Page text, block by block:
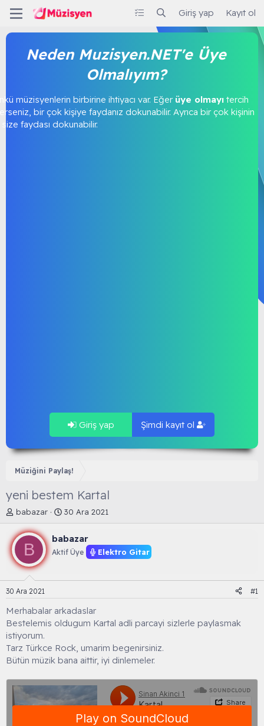
Giriş yap Kayıt ol
Neden Muzisyen.NET'e Üye
Olmalıyım?
müzisyenlerin birbirine ihtiyacı var. Eğer üye olmayı tercih
bir çok kişiye faydanız dokunabilir. Ayrıca bir çok kişinin
faydası dokunabilir.
Giriş yap Şimdi kayıt ol
Müziğini Paylaş!
yeni bestem Kartal
K
o
n
u
y
u
ş
l
t
a
n
babazar
B
a
l
a
ç
t
a
r
h
i
30 Ara 2021
B
babazar
Aktif Üye Elektro Gitar
30 Ara 2021 #1
Merhabalar arkadaslar
Bestelemis oldugum Kartal adli parcayi sizlerle paylasmak
istiyorum.
Tarz Türkce Rock, umarim begenirsiniz.
Bütün müzik bana aittir, iyi dinlemeler.